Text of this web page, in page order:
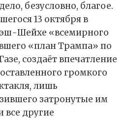
безусловно, благое.
13 октября в
Шейхе «всемирного
«план Трампа» по
создаёт впечатление
громкого
лишь
затронутые им
все другие